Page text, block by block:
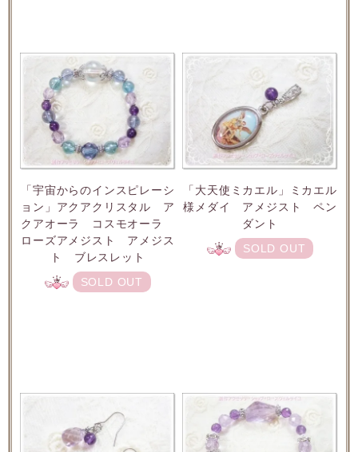
「宇宙からのインスピレーシ
ョン」アクアクリスタル ア
クアオーラ コスモオーラ
ローズアメジスト アメジス
ト ブレスレット
SOLD OUT
「大天使ミカエル」ミカエル
様メダイ アメジスト ペン
ダント
SOLD OUT